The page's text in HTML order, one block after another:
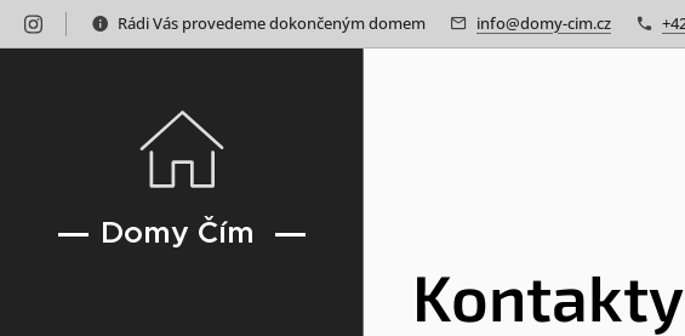
Rádi Vás provedeme dokončeným domem info@domy-cim.cz
Domy Čím
Kontakty